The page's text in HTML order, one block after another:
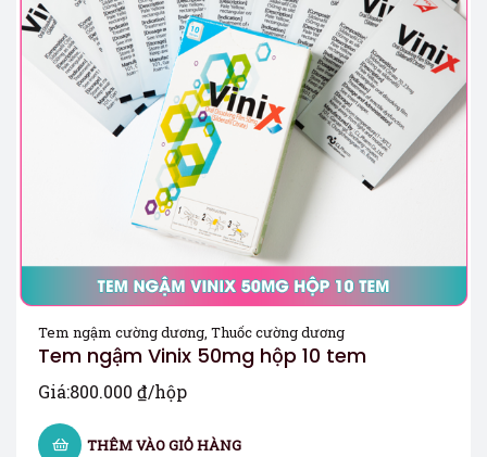
Tem ngậm cường dương, Thuốc cường dương
Tem ngậm Vinix 50mg hộp 10 tem
Giá:800.000 ₫/hộp
THÊM VÀO GIỎ HÀNG